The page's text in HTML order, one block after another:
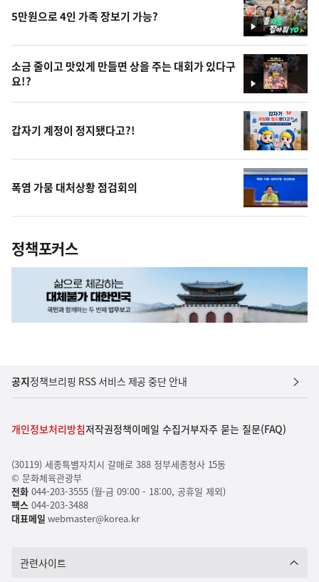
영
상
5만원으로 4인 가족 장보기 가능?
영
상
소금 줄이고 맛있게 만들면 상을 주는 대회가 있다구
요!?
갑자기 계정이 정지됐다고?!
폭염 가뭄 대처상황 점검회의
정책포커스
공지정책브리핑 RSS 서비스 제공 중단 안내
개인정보처리방침저작권정책이메일 수집거부자주 묻는 질문(FAQ)
(30119) 세종특별자치시 갈매로 388 정부세종청사 15동
© 문화체육관광부
전화044-203-3555 (월-금 09:00 - 18:00, 공휴일 제외)
팩스044-203-3488
대표메일 webmaster@korea.kr
관련사이트